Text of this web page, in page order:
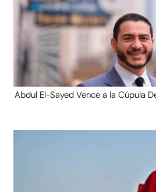
Abdul El-Sayed Vence a la Cúpula